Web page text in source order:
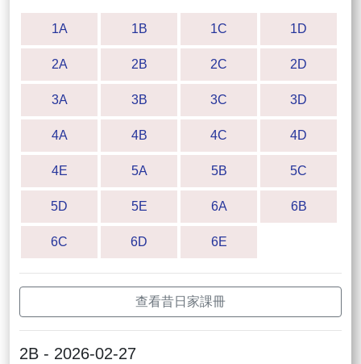
1A 1B 1C 1D
2A 2B 2C 2D
3A 3B 3C 3D
4A 4B 4C 4D
4E 5A 5B 5C
5D 5E 6A 6B
6C 6D 6E
查看昔日家課冊
2B - 2026-02-27